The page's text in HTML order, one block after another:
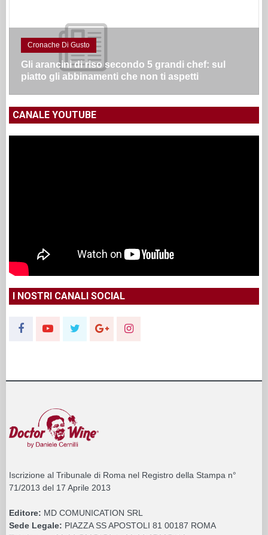
Cronache Di Gusto
Gli arancini di riso secondo 5 grandi chef: sul
piatto gli abbinamenti che non ti aspetti
CANALE YOUTUBE
I NOSTRI CANALI SOCIAL
Iscrizione al Tribunale di Roma nel Registro della Stampa n°
71/2013 del 17 Aprile 2013
Editore: MD COMUNICATION SRL
Sede Legale: PIAZZA SS APOSTOLI 81 00187 ROMA